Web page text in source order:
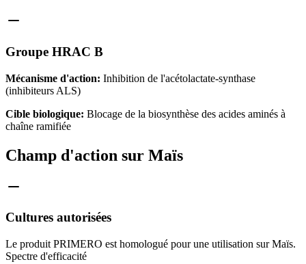
Groupe HRAC B
Mécanisme d'action: Inhibition de l'acétolactate-synthase
(inhibiteurs ALS)
Cible biologique: Blocage de la biosynthèse des acides aminés à
chaîne ramifiée
Champ d'action sur Maïs
Cultures autorisées
Le produit PRIMERO est homologué pour une utilisation sur Maïs.
Spectre d'efficacité